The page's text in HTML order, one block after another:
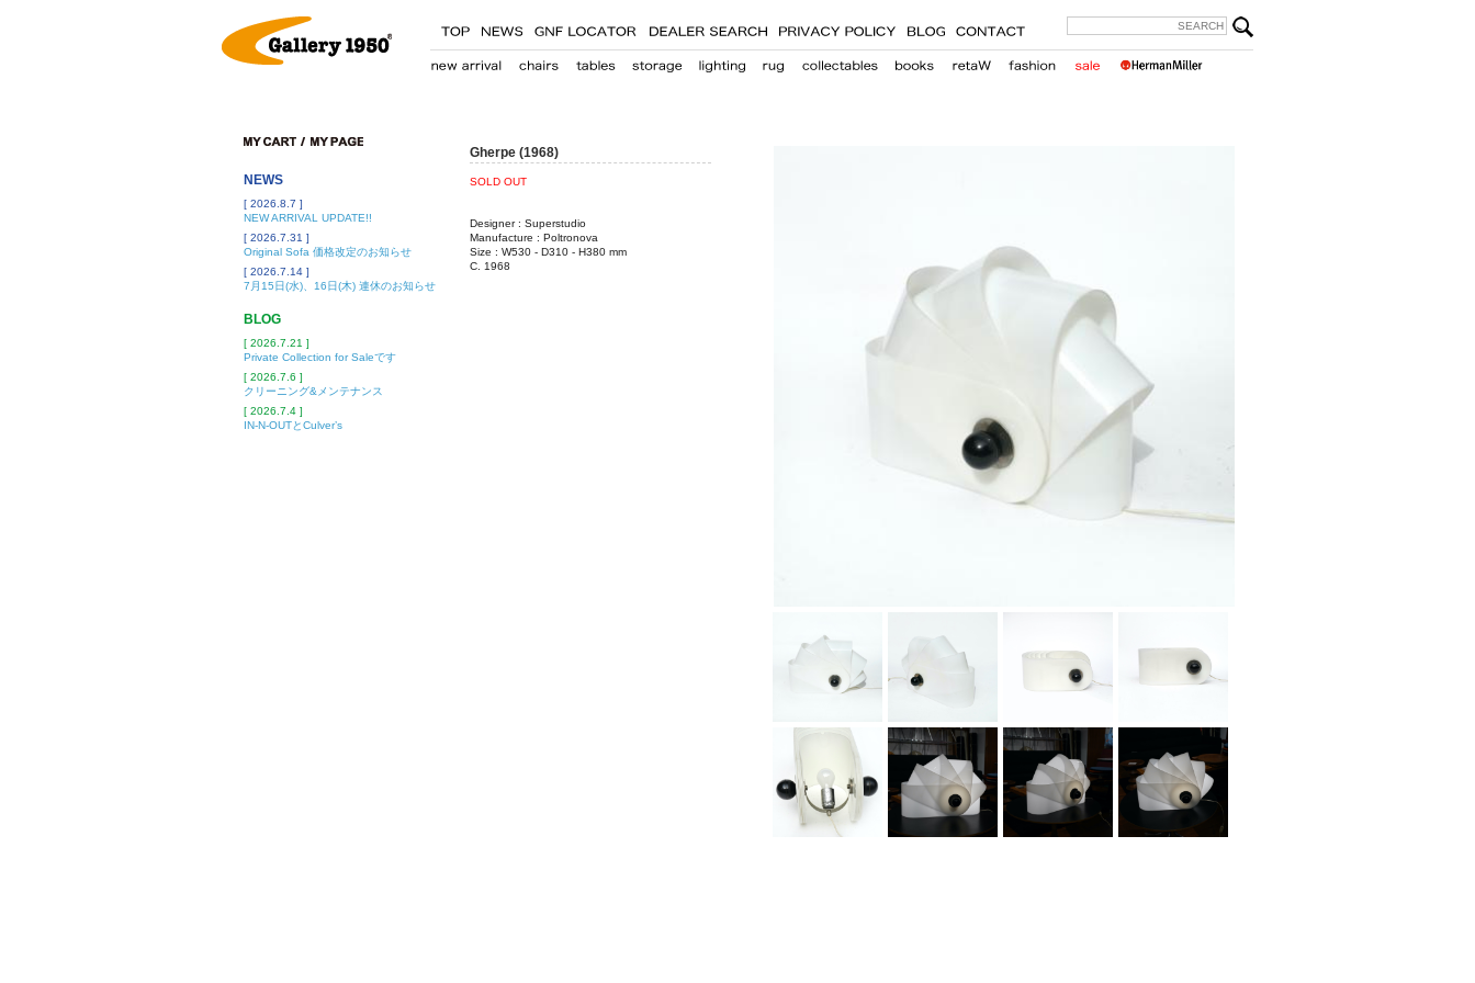
NEWS
[ 2026.8.7 ]
NEW ARRIVAL UPDATE!!
[ 2026.7.31 ]
Original Sofa 価格改定のお知らせ
[ 2026.7.14 ]
7月15日(水)、16日(木) 連休のお知らせ
BLOG
[ 2026.7.21 ]
Private Collection for Saleです
[ 2026.7.6 ]
クリーニング&メンテナンス
[ 2026.7.4 ]
IN-N-OUTとCulver’s
Gherpe (1968)
SOLD OUT
Designer : Superstudio
Manufacture : Poltronova
Size : W530 - D310 - H380 mm
C. 1968